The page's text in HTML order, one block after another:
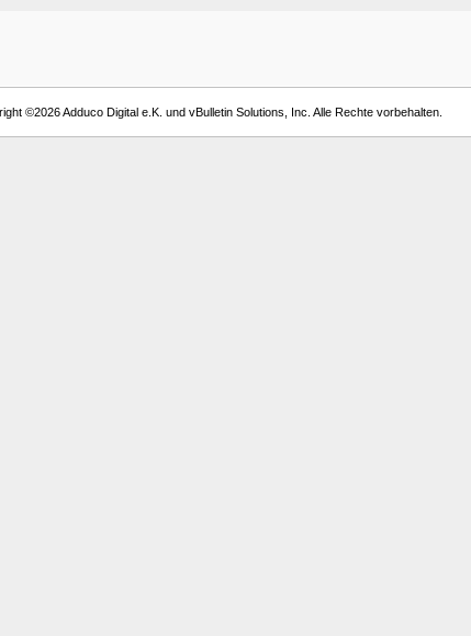
©2026 Adduco Digital e.K. und vBulletin Solutions, Inc. Alle Rechte vorbehalten.